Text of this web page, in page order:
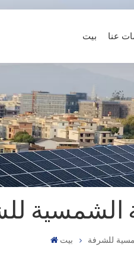
بيت عنا
الشمسية
بيت للشرفة